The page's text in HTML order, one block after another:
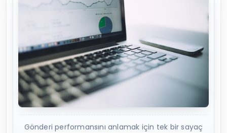
Gönderi performansını anlamak için tek bir sayaç